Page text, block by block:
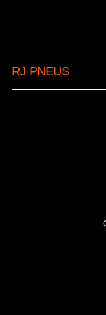
RJ PNEUS